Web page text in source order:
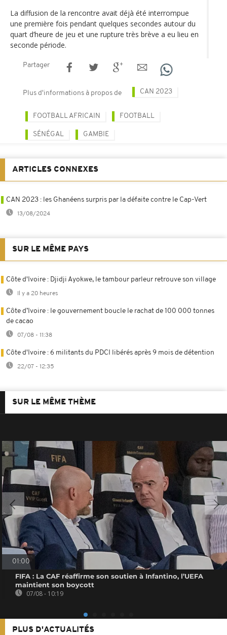
La diffusion de la rencontre avait déjà été interrompue
une première fois pendant quelques secondes autour du
quart d’heure de jeu et une rupture très brève a eu lieu en
seconde période.
Partager
Plus d'informations à propos de CAN 2023
FOOTBALL AFRICAIN FOOTBALL
SÉNÉGAL GAMBIE
ARTICLES CONNEXES
CAN 2023 : les Ghanéens surpris par la défaite contre le Cap-Vert
13/08/2024
SUR LE MÊME PAYS
Côte d'Ivoire : Djidji Ayokwe, le tambour parleur retrouve son village
Il y a 20 heures
Côte d’Ivoire : le gouvernement boucle le rachat de 100 000 tonnes
de cacao
07/08 - 11:38
Côte d'Ivoire : 6 militants du PDCI libérés après 9 mois de détention
22/07 - 12:35
SUR LE MÊME THÈME
01:00
FIFA : La CAF réaffirme son soutien à Infantino, l’UEFA
maintient son boycott
07/08 - 10:19
PLUS D'ACTUALITÉS